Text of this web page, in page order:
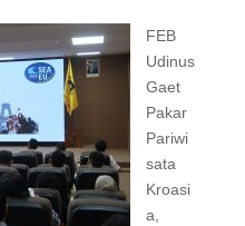
FEB
Udinus
Gaet
Pakar
Pariwi
sata
Kroasi
a,